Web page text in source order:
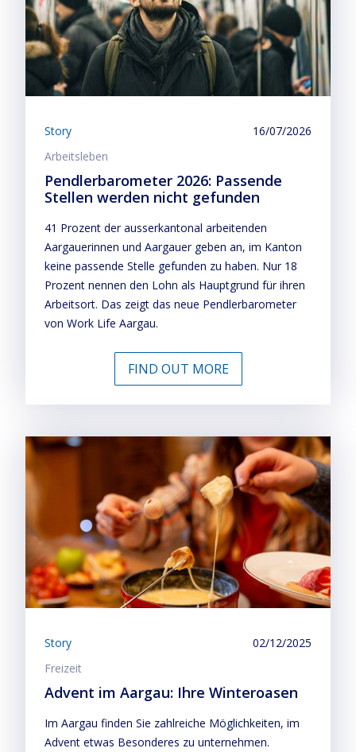
Story
16/07/2026
Arbeitsleben
Pendlerbarometer 2026: Passende
Stellen werden nicht gefunden
41 Prozent der ausserkantonal arbeitenden
Aargauerinnen und Aargauer geben an, im Kanton
keine passende Stelle gefunden zu haben. Nur 18
Prozent nennen den Lohn als Hauptgrund für ihren
Arbeitsort. Das zeigt das neue Pendlerbarometer
von Work Life Aargau.
FIND OUT MORE
Story
02/12/2025
Freizeit
Advent im Aargau: Ihre Winteroasen
Im Aargau finden Sie zahlreiche Möglichkeiten, im
Advent etwas Besonderes zu unternehmen.